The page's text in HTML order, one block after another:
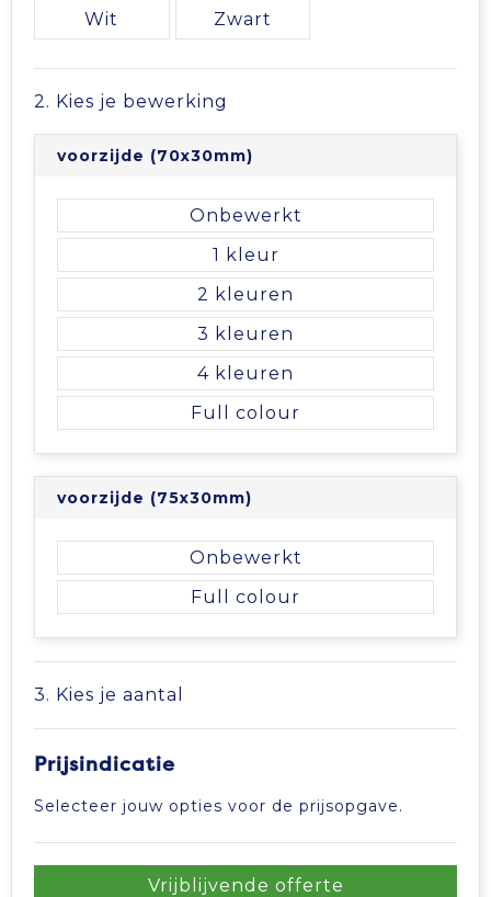
Gehoorbescherming
Reistassen
Reistassensets
Rugzakken
Schoenentassen
Schoudertassen
Sporttassen
Toilettassen
Waterbestendige tassen
Aktetassen
Wit Zwart
2. Kies je bewerking
voorzijde (70x30mm)
Onbewerkt
1
2
3
4
Full colour
voorzijde (75x30mm)
Onbewerkt
Full colour
3. Kies je aantal
Prijsindicatie
Selecteer jouw opties voor de prijsopgave.
Vrijblijvende offerte